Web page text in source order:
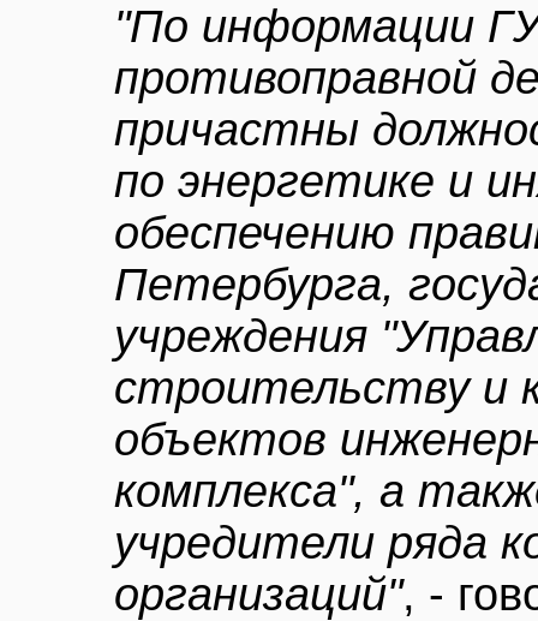
"По информации
противоправной
причастны
по энергетике и
обеспечению
Петербурга,
учреждения
строительству и
объектов
комплекса", а
учредители ряда
организаций", -